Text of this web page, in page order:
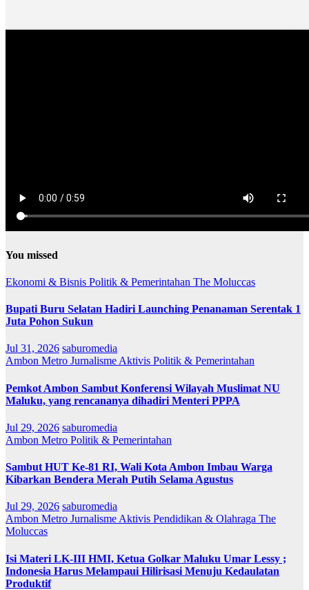
You missed
Ekonomi & Bisnis Politik & Pemerintahan The Moluccas
Bupati Buru Selatan Hadiri Launching Penanaman Serentak 1
Juta Pohon Sukun
Jul 31, 2026 saburomedia
Ambon Metro Jurnalisme Aktivis Politik & Pemerintahan
Pemkot Ambon Sambut Konferensi Wilayah Muslimat NU
Maluku, yang rencananya dihadiri Menteri PPPA
Jul 29, 2026 saburomedia
Ambon Metro Politik & Pemerintahan
Sambut HUT Ke-81 RI, Wali Kota Ambon Imbau Warga
Kibarkan Bendera Merah Putih Selama Agustus
Jul 29, 2026 saburomedia
Ambon Metro Jurnalisme Aktivis Pendidikan & Olahraga The
Moluccas
Isi Materi LK-III HMI, Ketua Golkar Maluku Umar Lessy ;
Indonesia Harus Melampaui Hilirisasi Menuju Kedaulatan
Produktif